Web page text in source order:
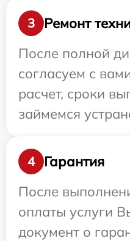
3
Ремонт
После полной
согласуем с
расчет, сроки
займемся
4
Гарантия
После
оплаты услуги
документ о